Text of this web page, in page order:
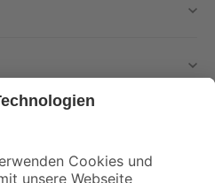
und Aktionen mehr verpassen!